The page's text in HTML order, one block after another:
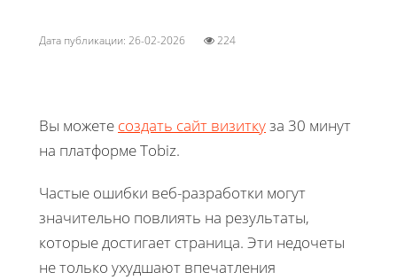
Дата публикации: 26-02-2026 224
Вы можете создать сайт визиткуза 30 минут
на платформе Tobiz.
Частые ошибки веб-разработки могут
значительно повлиять на результаты,
которые достигает страница. Эти недочеты
не только ухудшают впечатления